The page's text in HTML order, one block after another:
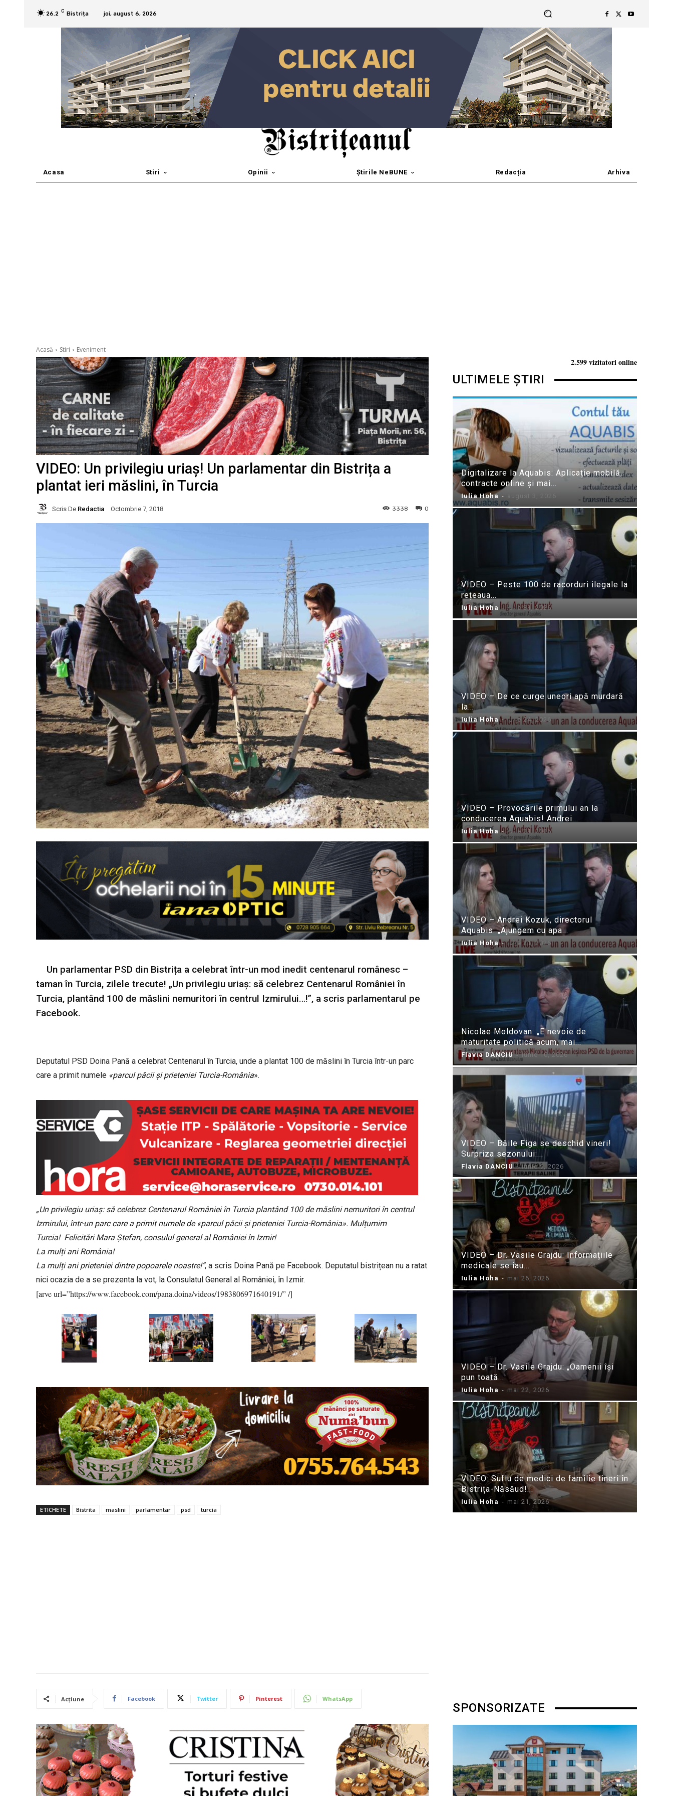
26.2 C Bistrița joi, august 6, 2026
Acasa Stiri Opinii Știrile NeBUNE Redacția Arhiva
Acasă Stiri Eveniment
VIDEO: Un privilegiu uriaș! Un parlamentar din Bistrița a
plantat ieri măslini, în Turcia
Scris De Redactia Octombrie 7, 2018 0
3338
Un parlamentar PSD din Bistrița a celebrat într-un mod inedit centenarul românesc –
taman în Turcia, zilele trecute! „Un privilegiu uriaş: să celebrez Centenarul României în
Turcia, plantând 100 de măslini nemuritori în centrul Izmirului…!”, a scris parlamentarul pe
Facebook.
Deputatul PSD Doina Pană a celebrat Centenarul în Turcia, unde a plantat 100 de măslini în Turcia într-un parc
care a primit numele «parcul păcii şi prieteniei Turcia-România».
„Un privilegiu uriaş: să celebrez Centenarul României în Turcia plantând 100 de măslini nemuritori în centrul
Izmirului, într-un parc care a primit numele de «parcul păcii şi prieteniei Turcia-România». Mulțumim
Turcia! Felicitări Mara Ştefan, consulul general al României în Izmir!
La mulți ani România!
La mulți ani prieteniei dintre popoarele noastre!”, a scris Doina Pană pe Facebook. Deputatul bistrițean nu a ratat
nici ocazia de a se prezenta la vot, la Consulatul General al României, în Izmir.
[arve url=”https://www.facebook.com/pana.doina/videos/1983806971640191/” /]
ETICHETE Bistrita maslini parlamentar psd turcia
Acțiune Facebook Twitter Pinterest WhatsApp
2.599 vizitatori online
ULTIMELE ȘTIRI
Digitalizare la Aquabis: Aplicație mobilă,
contracte online și mai...
Iulia Hoha - august 3, 2026
VIDEO – Peste 100 de racorduri ilegale la
rețeaua...
Iulia Hoha - iulie 31, 2026
VIDEO – De ce curge uneori apă murdară
la...
Iulia Hoha - iulie 24, 2026
VIDEO – Provocările primului an la
conducerea Aquabis! Andrei...
Iulia Hoha - iulie 21, 2026
VIDEO – Andrei Kozuk, directorul
Aquabis: „Ajungem cu apa...
Iulia Hoha - iulie 21, 2026
Nicolae Moldovan: „E nevoie de
maturitate politică acum, mai...
Flavia DANCIU - iunie 10, 2026
VIDEO – Băile Figa se deschid vineri!
Surpriza sezonului:...
Flavia DANCIU - iunie 9, 2026
VIDEO – Dr. Vasile Grajdu: Informațiile
medicale se iau...
Iulia Hoha - mai 26, 2026
VIDEO – Dr. Vasile Grajdu: „Oamenii își
pun toată...
Iulia Hoha - mai 22, 2026
VIDEO: Suflu de medici de familie tineri în
Bistrița-Năsăud!...
Iulia Hoha - mai 21, 2026
SPONSORIZATE